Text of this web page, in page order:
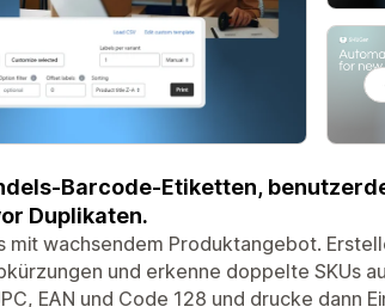
Barcode-Etiketten,
Duplikaten.
mit wachsendem Produktangebot.
und erkenne doppelte SKUs
EAN und Code 128 und drucke dann